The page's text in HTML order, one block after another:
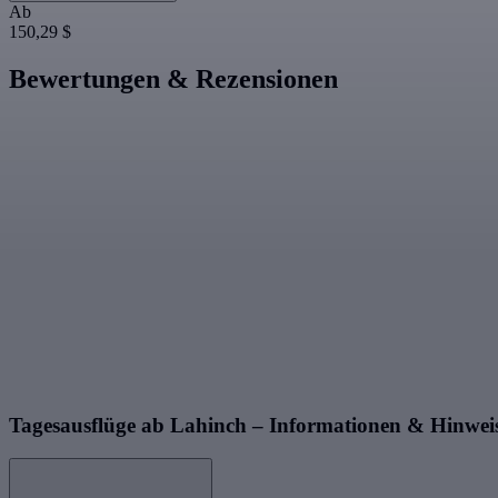
Ab
150,29 $
Bewertungen & Rezensionen
Tagesausflüge ab Lahinch – Informationen &